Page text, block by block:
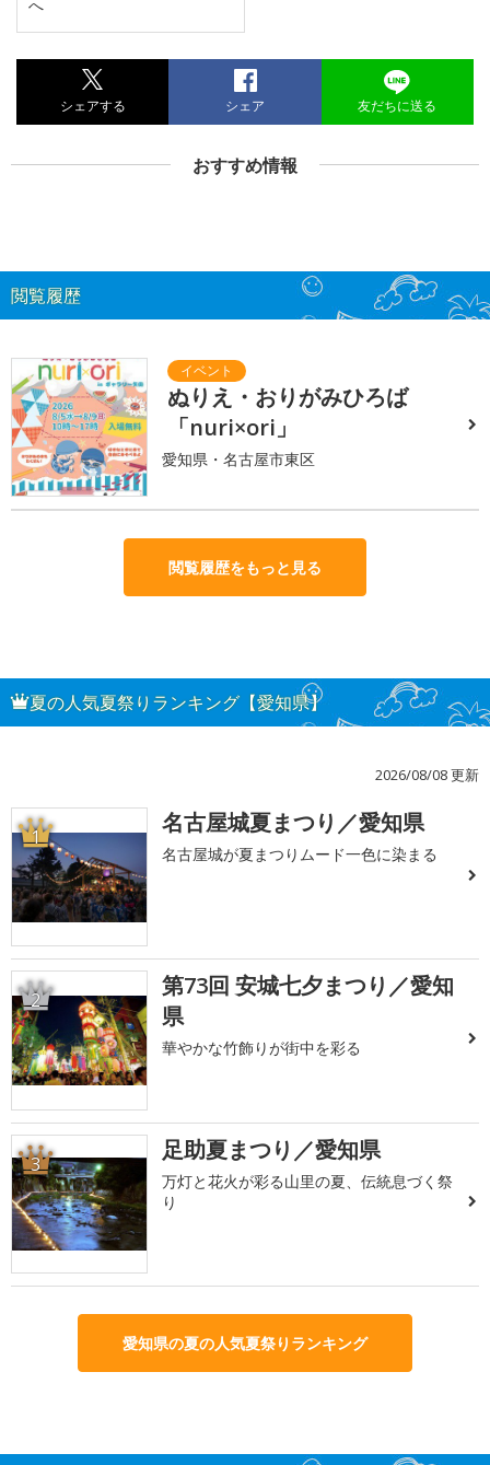
へ
シェアする シェア 友だちに送る
おすすめ情報
閲覧履歴
ぬりえ・おりがみひろば
「nuri×ori」
愛知県・名古屋市東区
閲覧履歴をもっと見る
夏の人気夏祭りランキング【愛知県】
2026/08/08 更新
1 名古屋城夏まつり／愛知県
名古屋城が夏まつりムード一色に染まる
2
第73回 安城七夕まつり／愛知
県
華やかな竹飾りが街中を彩る
3 足助夏まつり／愛知県
万灯と花火が彩る山里の夏、伝統息づく祭
り
愛知県の夏の人気夏祭りランキング